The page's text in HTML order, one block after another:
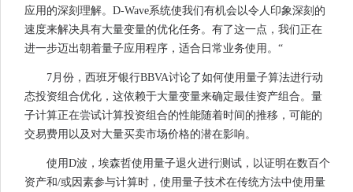
应用的深刻理解。D-Wave系统使我们有机会以令人印象深刻的
速度来解决具有大量变量的优化任务。有了这一点，我们正在
进一步迈出朝着量子应用程序，适合日常业务使用。“
7月份，西班牙银行BBVA讨论了如何使用量子算法进行动
态投资组合优化，这依赖于大量变量来确定最佳资产组合。量
子计算正在尝试计算投资组合的性能随着时间的推移，可能的
交易费用以及对大量买卖市场价格的潜在影响。
使用D波，埃森哲使用量子退火进行测试，以证明在数百个
资产和/或因素参与计算时，使用量子技术在传统方法中使用量